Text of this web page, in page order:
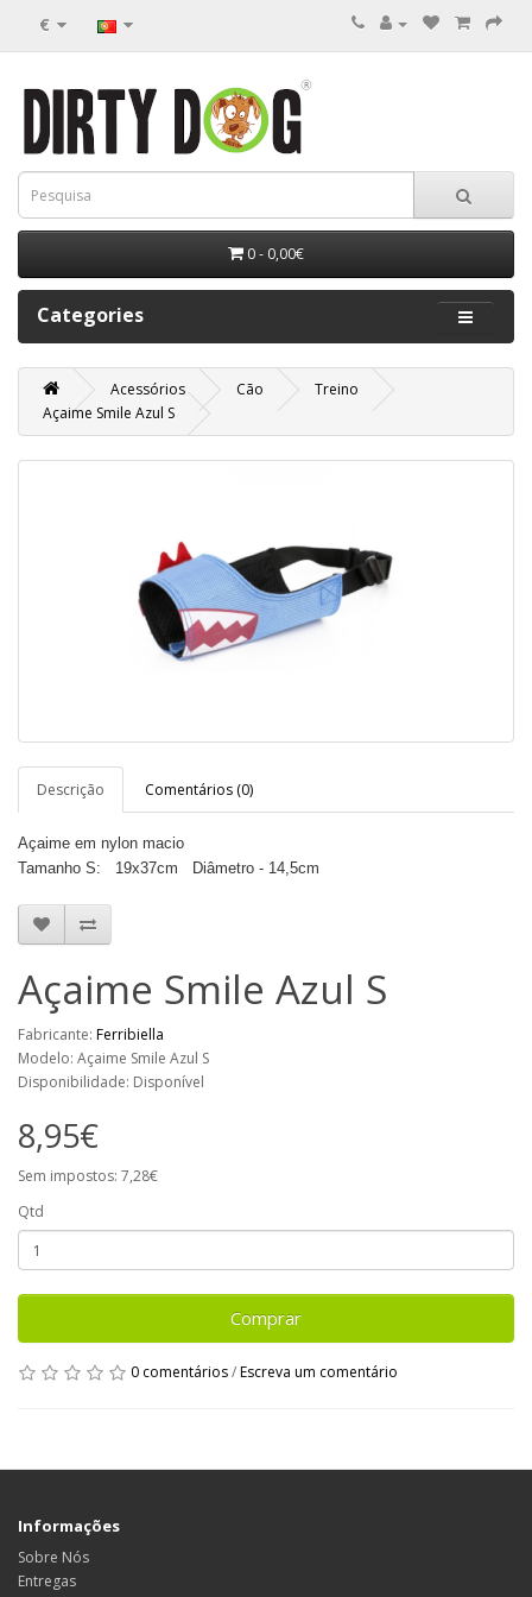
€
0 - 0,00€
Categories
Acessórios Cão
Treino
Açaime Smile Azul S
Descrição Comentários (0)
Açaime em nylon macio
Tamanho S: 19x37cm Diâmetro - 14,5cm
Açaime Smile Azul S
Fabricante: Ferribiella
Modelo: Açaime Smile Azul S
Disponibilidade: Disponível
8,95€
Sem impostos: 7,28€
Qtd
Comprar
0 comentários/Escreva um comentário
Informações
Sobre Nós
Entregas